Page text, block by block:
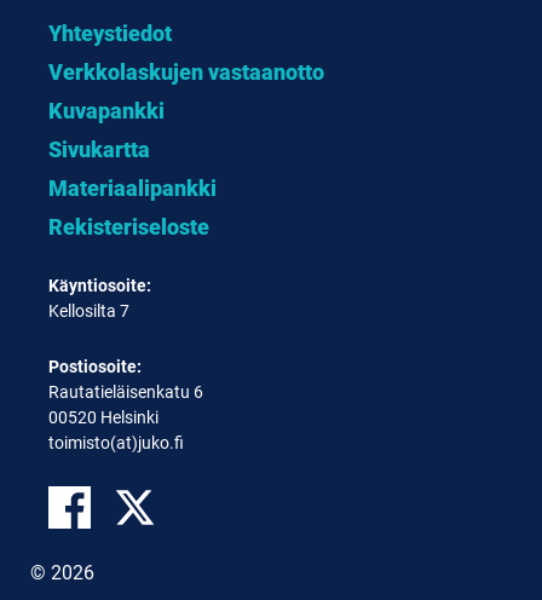
Yhteystiedot
Verkkolaskujen vastaanotto
Kuvapankki
Sivukartta
Materiaalipankki
Rekisteriseloste
Käyntiosoite:
Kellosilta 7
Postiosoite:
Rautatieläisenkatu 6
00520 Helsinki
toimisto(at)juko.fi
© 2026